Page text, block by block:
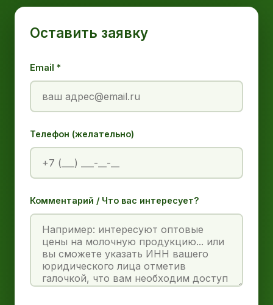
Оставить заявку
Email *
Телефон (желательно)
Комментарий / Что вас интересует?